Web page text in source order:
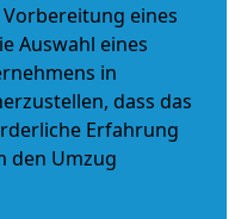
eines
Auswahl eines
in
dass das
Erfahrung
den Umzug